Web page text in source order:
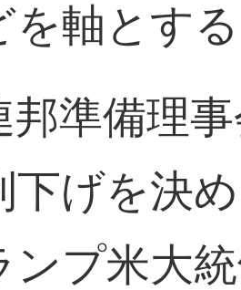
を軸とす
邦準備理
下げを決
プ米大